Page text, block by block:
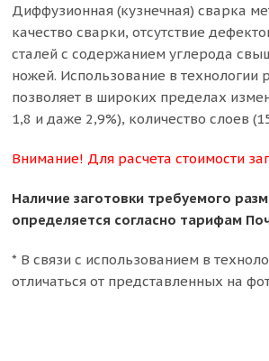
Диффузионная (кузнечная) сварка
качество сварки, отсутствие
сталей с содержанием углерода
ножей. Использование в технологии
позволяет в широких пределах
1,8 и даже 2,9%), количество слоев
Внимание! Для расчета стоимости
Наличие заготовки требуемого
определяется согласно тарифам
* В связи с использованием в
отличаться от представленных на